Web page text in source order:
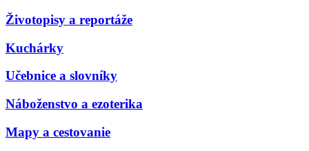
Životopisy a reportáže
Kuchárky
Učebnice a slovníky
Náboženstvo a ezoterika
Mapy a cestovanie